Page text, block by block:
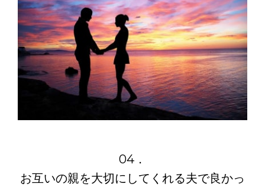
04．
お互いの親を大切にしてくれる夫で良かっ